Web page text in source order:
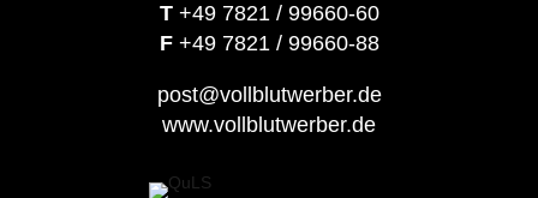
T+49 7821 / 99660-60
F+49 7821 / 99660-88
post@vollblutwerber.de
www.vollblutwerber.de